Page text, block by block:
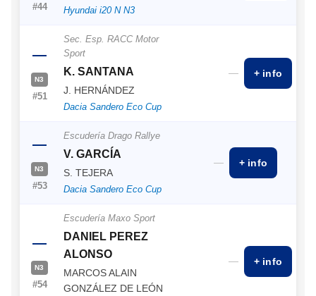
#44 Hyundai i20 N N3
—
N3
#51
Sec. Esp. RACC Motor
Sport
K. SANTANA
J. HERNÁNDEZ
Dacia Sandero Eco Cup
— + info
—
N3
#53
Escudería Drago Rallye
V. GARCÍA
S. TEJERA
Dacia Sandero Eco Cup
— + info
—
N3
#54
Escudería Maxo Sport
DANIEL PEREZ
ALONSO
MARCOS ALAIN
GONZÁLEZ DE LEÓN
— + info